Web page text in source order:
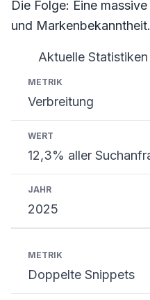
Die Folge: Eine
und Markenbekanntheit.
Aktuelle
MetrikWert
Verbreitung
12,3% aller
2025
Doppelte Snippets